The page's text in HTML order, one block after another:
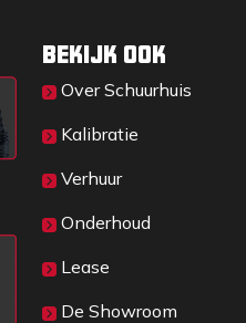
Bekijk ook
Over Sc​huurhuis
Kalibratie
Verhuur
Onderhoud
Lease
De Showroom